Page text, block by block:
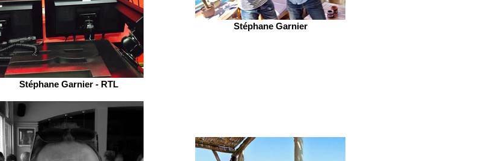
Stéphane Garnier - RTL
Stéphane Garnier